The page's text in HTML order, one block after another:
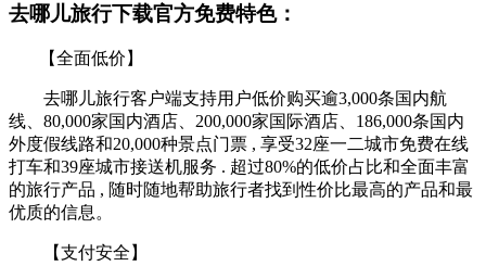
去哪儿旅行下载官方免费特色：
【全面低价】
去哪儿旅行客户端支持用户低价购买逾3,000条国内航
线、80,000家国内酒店、200,000家国际酒店、186,000条国内
外度假线路和20,000种景点门票 , 享受32座一二城市免费在线
打车和39座城市接送机服务 . 超过80%的低价占比和全面丰富
的旅行产品 , 随时随地帮助旅行者找到性价比最高的产品和最
优质的信息。
【支付安全】